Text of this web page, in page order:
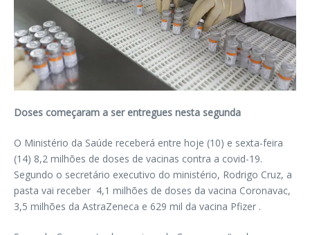
Doses começaram a ser entregues nesta segunda
O Ministério da Saúde receberá entre hoje (10) e sexta-feira
(14) 8,2 milhões de doses de vacinas contra a covid-19.
Segundo o secretário executivo do ministério, Rodrigo Cruz, a
pasta vai receber 4,1 milhões de doses da vacina Coronavac,
3,5 milhões da AstraZeneca e 629 mil da vacina Pfizer .